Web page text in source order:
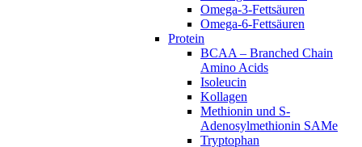
Omega-3-Fettsäuren
Omega-6-Fettsäuren
Protein
BCAA – Branched Chain
Amino Acids
Isoleucin
Kollagen
Methionin und S-
Adenosylmethionin SAMe
Tryptophan